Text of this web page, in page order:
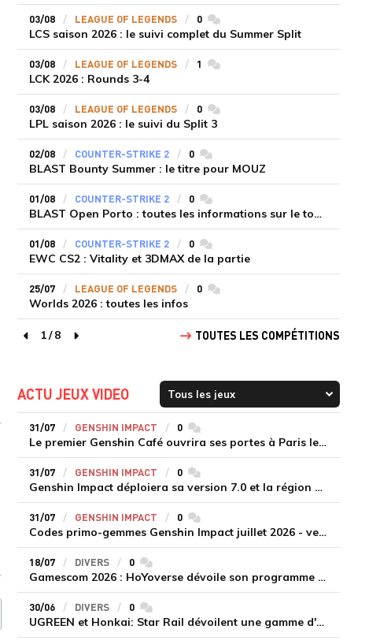
03/08 LEAGUE OF LEGENDS 0commentaires
LCS saison 2026 : le suivi complet du Summer Split
03/08 LEAGUE OF LEGENDS 1 commentaires
LCK 2026 : Rounds 3-4
03/08 LEAGUE OF LEGENDS 0commentaires
LPL saison 2026 : le suivi du Split 3
02/08 COUNTER-STRIKE 2 0commentaires
BLAST Bounty Summer : le titre pour MOUZ
01/08 COUNTER-STRIKE 2 0commentaires
BLAST Open Porto : toutes les informations sur le tournoi
01/08 COUNTER-STRIKE 2 0commentaires
EWC CS2 : Vitality et 3DMAX de la partie
25/07 LEAGUE OF LEGENDS 0commentaires
Worlds 2026 : toutes les infos
page précédente
1/8
page suivante
TOUTES LES COMPÉTITIONS
ACTU JEUX VIDEO
31/07 GENSHIN IMPACT 0commentaires
Le premier Genshin Café ouvrira ses portes à Paris le 14 août
31/07 GENSHIN IMPACT 0commentaires
Genshin Impact déploiera sa version 7.0 et la région de Snezhnaya le 12 août
31/07 GENSHIN IMPACT 0commentaires
Codes primo-gemmes Genshin Impact juillet 2026 - version 7.0
18/07 DIVERS 0commentaires
Gamescom 2026 : HoYoverse dévoile son programme et présente deux nouveaux jeux inédits
30/06 DIVERS 0commentaires
UGREEN et Honkai: Star Rail dévoilent une gamme d'accessoires de recharge en édition limitée